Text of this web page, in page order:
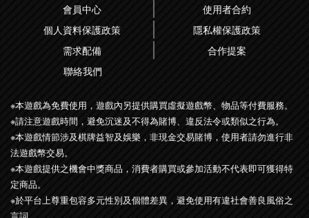
會員中心
使用者合約
個人資料保護政策
隱私權保護政策
需求配備
合作提案
聯絡我們
※本遊戲為免費使用，遊戲內另提供購買虛擬遊戲幣、物品等付費服務。
※請注意遊戲時間，避免沉迷及不得為賭博、違反法令或類似之行為。
※本遊戲情節涉及棋牌益智及娛樂，非現金交易賭博，使用者請勿進行非
法遊戲幣交易。
※本遊戲提供之機會中獎商品，消費者購買或參加活動不代表即可獲得特
定商品。
※於平台上尊重包容多元性別及個體差異，避免使用有違社會善良風俗之
言詞。